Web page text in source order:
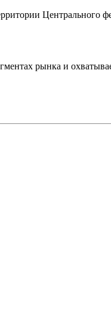
Центрального
рынка и